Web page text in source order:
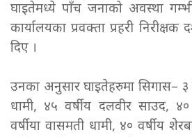
घाइतेमध्ये पाँच जनाको अवस्था
कार्यालयका प्रवक्ता प्रहरी
दिए ।
उनका अनुसार घाइतेहरुमा सिगास– ३
धामी, ४५ वर्षीय दलवीर साउद,
वर्षीया वासमती धामी, ४० वर्षीय